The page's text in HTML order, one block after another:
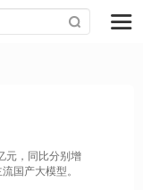
元，同比分别增
国产大模型。